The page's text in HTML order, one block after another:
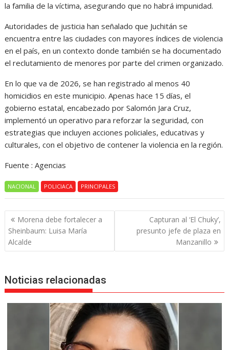
la familia de la víctima, asegurando que no habrá impunidad.
Autoridades de justicia han señalado que Juchitán se
encuentra entre las ciudades con mayores índices de violencia
en el país, en un contexto donde también se ha documentado
el reclutamiento de menores por parte del crimen organizado.
En lo que va de 2026, se han registrado al menos 40
homicidios en este municipio. Apenas hace 15 días, el
gobierno estatal, encabezado por Salomón Jara Cruz,
implementó un operativo para reforzar la seguridad, con
estrategias que incluyen acciones policiales, educativas y
culturales, con el objetivo de contener la violencia en la región.
Fuente : Agencias
NACIONAL POLICIACA PRINCIPALES
Navegación
de
entradas
Morena debe fortalecer a
Sheinbaum: Luisa María
Alcalde
Capturan al ‘El Chuky’,
presunto jefe de plaza en
Manzanillo
Noticias relacionadas